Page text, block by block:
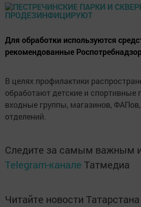
Для обработки используются
рекомендованные
В целях профилактики
обработают детские и спортивные
входные группы, магазинов,
отделений.
Следите за самым важным
Telegram-канале Татмедиа
Читайте новости